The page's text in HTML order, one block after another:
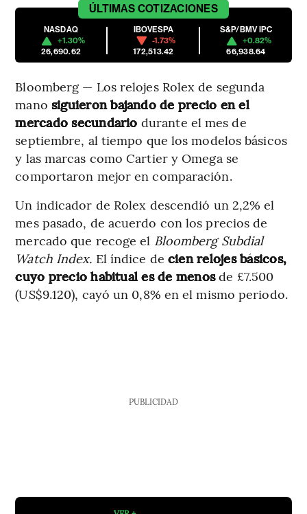
ÚLTIMAS COTIZACIONES
NASDAQ
+1.30%
26,690.62
IBOVESPA
-1.73%
172,513.42
S&P/BMV IPC
+0.82%
66,938.64
Bloomberg — Los relojes Rolex de segunda
mano siguieron bajando de precio en el
mercado secundario durante el mes de
septiembre, al tiempo que los modelos básicos
y las marcas como Cartier y Omega se
comportaron mejor en comparación.
Un indicador de Rolex descendió un 2,2% el
mes pasado, de acuerdo con los precios de
mercado que recoge el Bloomberg Subdial
Watch Index. El índice de cien relojes básicos,
cuyo precio habitual es de menosde £7.500
(US$9.120), cayó un 0,8% en el mismo periodo.
PUBLICIDAD